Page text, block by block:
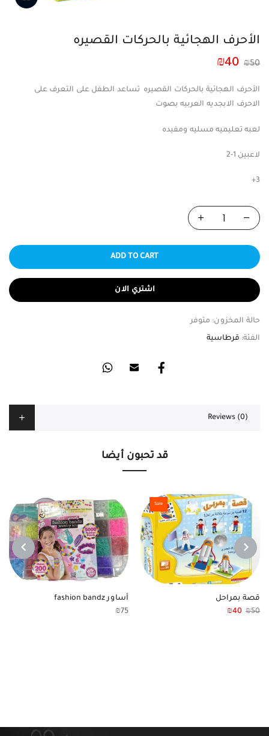
الأحرف الهجائية بالحركات القصيره
₪50
₪40
الأحرف الهجائية بالحركات القصيره تساعد الطفل على التعرف على
الاحرف الابجديه العربيه بصوت
لعبه تعليميه مسليه ومفيده
لاعبين 1-2
3+
ADD TO CART
اشتري الان
حالة المخزون: متوفر
الفئة: قرطاسية
Reviews (0)
قد تحبون أيضا
PREVIOUS
Sale
قصة بمراحل
₪50
₪40
أساور fashion bandz
₪75
NEXT